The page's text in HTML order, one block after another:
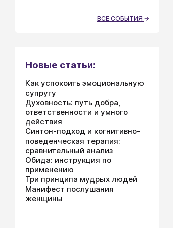
ВСЕ СОБЫТИЯ
Новые статьи:
Как успокоить эмоциональную
супругу
Духовность: путь добра,
ответственности и умного
действия
Синтон-подход и когнитивно-
поведенческая терапия:
сравнительный анализ
Обида: инструкция по
применению
Три принципа мудрых людей
Манифест послушания
женщины